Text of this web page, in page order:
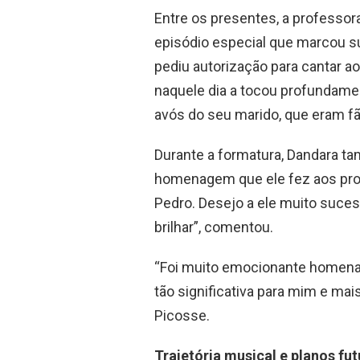
Entre os presentes, a
episódio especial que marcou
pediu autorização para cantar
naquele dia a tocou
avós do seu marido, que eram
Durante a formatura, Dandara
homenagem que ele fez aos
Pedro. Desejo a ele muito
brilhar”, comentou.
“Foi muito emocionante
tão significativa para mim e
Picosse.
Trajetória musical e planos